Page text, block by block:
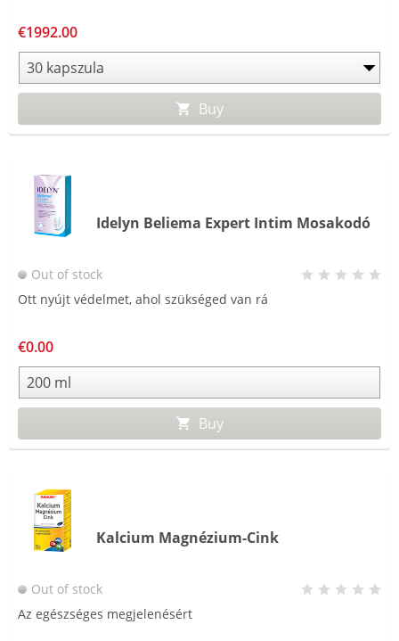
€1992.00
Buy
Idelyn Beliema Expert Intim Mosakodó
Out of stock
Ott nyújt védelmet, ahol szükséged van rá
€0.00
Buy
Kalcium Magnézium-Cink
Out of stock
Az egészséges megjelenésért